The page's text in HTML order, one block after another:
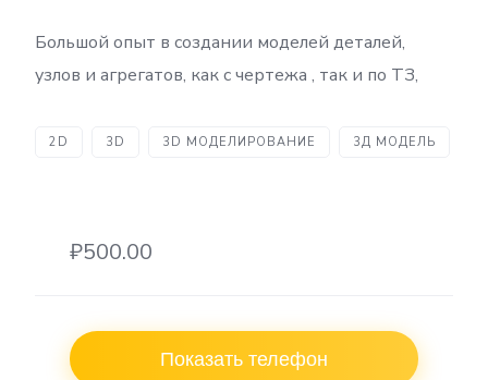
Большой опыт в создании моделей деталей,
узлов и агрегатов, как с чертежа , так и по ТЗ,
2D 3D 3D МОДЕЛИРОВАНИЕ 3Д МОДЕЛЬ
₽500.00
Показать телефон